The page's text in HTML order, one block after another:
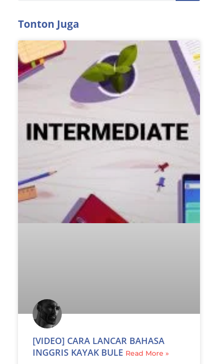
Tonton Juga
[VIDEO] CARA LANCAR BAHASA
INGGRIS KAYAK BULE Read More »